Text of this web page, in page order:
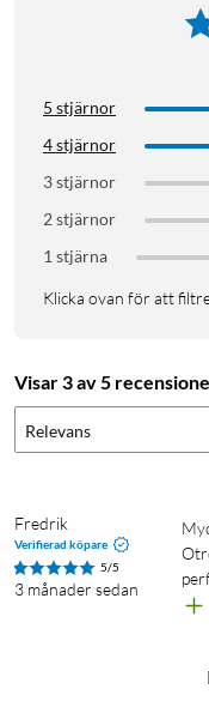
5 stjärnor
4 stjärnor
3 stjärnor
2 stjärnor
1 stjärna
Klicka ovan för att
Visar 3 av 5
Relevans
Fredrik
Verifierad köpare
5/5
3 månader sedan
Mycket nöjd!